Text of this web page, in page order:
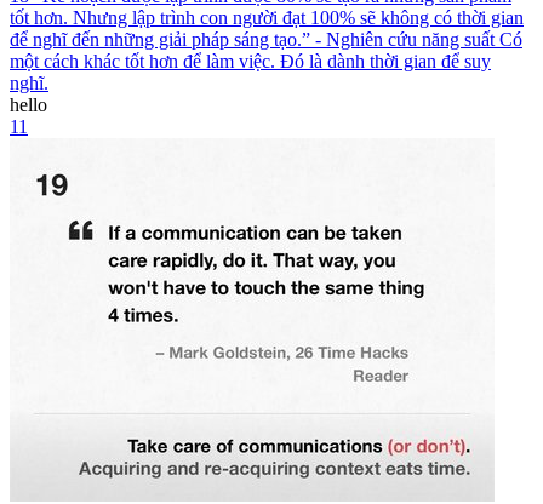
tốt hơn. Nhưng lập trình con người đạt 100% sẽ không có thời gian
để nghĩ đến những giải pháp sáng tạo.” - Nghiên cứu năng suất Có
một cách khác tốt hơn để làm việc. Đó là dành thời gian để suy
nghĩ.
hello
11